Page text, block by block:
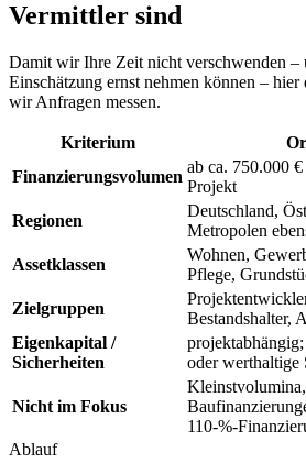
Vermittler sind
Damit wir Ihre Zeit nicht verschwenden –
Einschätzung ernst nehmen können –
wir Anfragen messen.
Kriterium
Finanzierungsvolumen
ab ca. 750.000
Projekt
Regionen
Deutschland,
Metropolen
Assetklassen
Wohnen,
Pflege,
Zielgruppen
Bestandshalter,
Eigenkapital /
Sicherheiten
oder werthaltige
Nicht im Fokus
110-%-
Ablauf